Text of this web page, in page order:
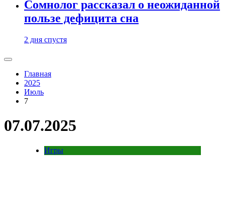
Сомнолог рассказал о неожиданной
пользе дефицита сна
2 дня спустя
Главная
2025
Июль
7
07.07.2025
Игры